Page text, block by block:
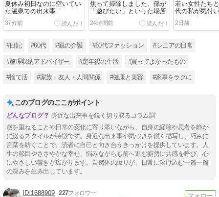
夏休み初日なのに空いてい
た温泉での出来事
37分前
焦って掃除しました、孫が
「遊びたい」といった場所
24時間前
若い女性たち
代の私が気付
グを続ける目的
2日前
#日記 #60代 #親の介護 #60代ファッション #シニアの日常
#整理収納アドバイザー #定年後の生活 #買ってよかったもの
#捨て活 #家族・友人・人間関係 #健康と美容 #家事をラクに
このブログのここがポイント
身近な出来事を鋭く切り取るコラム調
歳を重ねることや日常の変化に寄り添いながら、自身の経験や思考を静か
に綴るスタイルが特徴です。身近な出来事や気づきを鋭く描写し、巧みに
言葉を紡ぐことで、読者に自己と向き合うきっかけを提供しています。人
生の節目やささやかな幸せ、悩みながらも前へ進む姿勢に共感を呼び、心
にやさしい響きが広がります。自然体の綴りが、日常に溶け込む一篇一篇
の深みを生み出しています。
1688909 227